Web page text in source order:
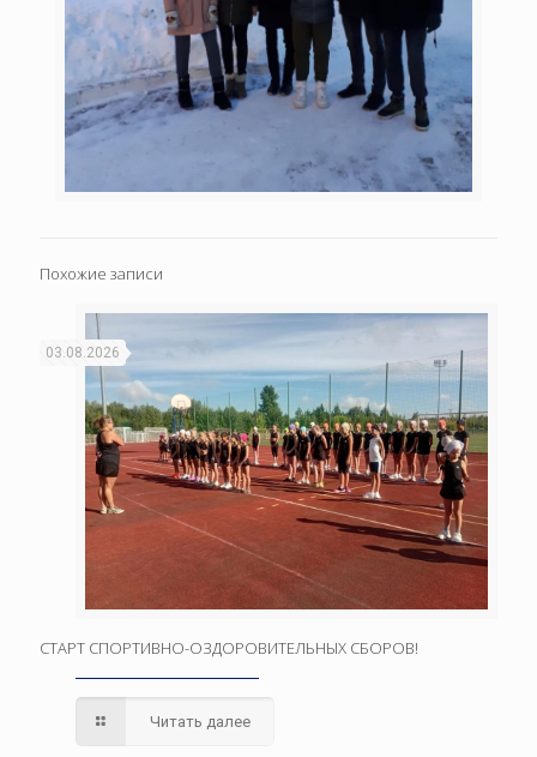
Похожие записи
03.08.2026
СТАРТ СПОРТИВНО-ОЗДОРОВИТЕЛЬНЫХ СБОРОВ!
Читать далее